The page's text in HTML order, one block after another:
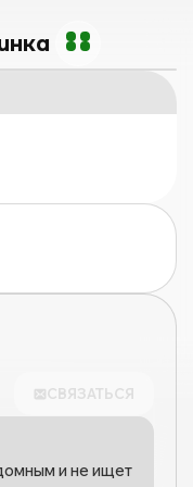
СВЯЗАТЬСЯ
и не ищет